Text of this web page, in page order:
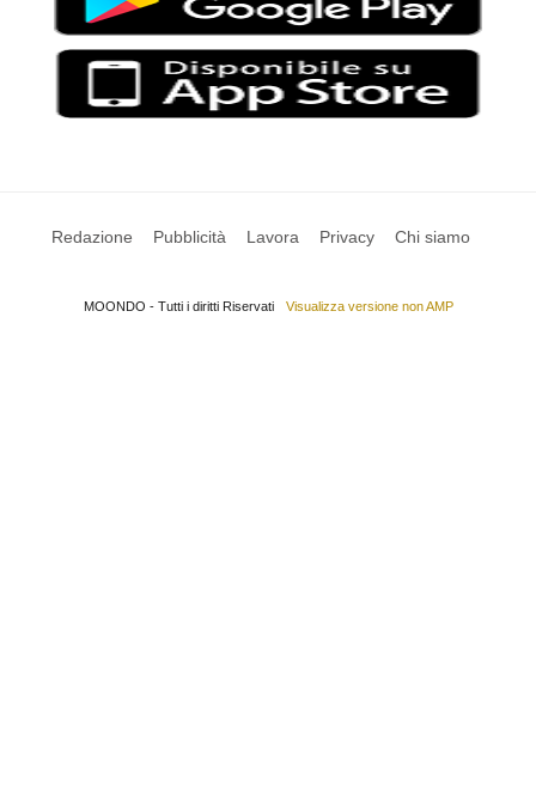
Redazione Pubblicità Lavora Privacy Chi siamo
MOONDO - Tutti i diritti Riservati Visualizza versione non AMP